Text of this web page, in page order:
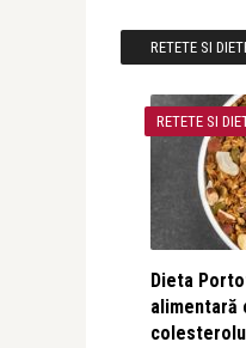
RETETE SI
RETETE SI
Dieta
alimentară